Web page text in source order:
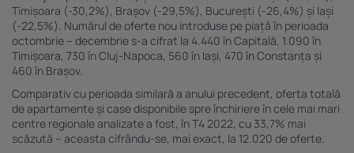
Timișoara (-30,2%), Brașov (-29,5%), București (-26,4%) și Iași
(-22,5%). Numărul de oferte nou introduse pe piață în perioada
octombrie – decembrie s-a cifrat la 4.440 în Capitală, 1.090 în
Timișoara, 730 în Cluj-Napoca, 560 în Iași, 470 în Constanța și
460 în Brașov.
Comparativ cu perioada similară a anului precedent, oferta totală
de apartamente și case disponibile spre închiriere în cele mai mari
centre regionale analizate a fost, în T4 2022, cu 33,7% mai
scăzută – aceasta cifrându-se, mai exact, la 12.020 de oferte.